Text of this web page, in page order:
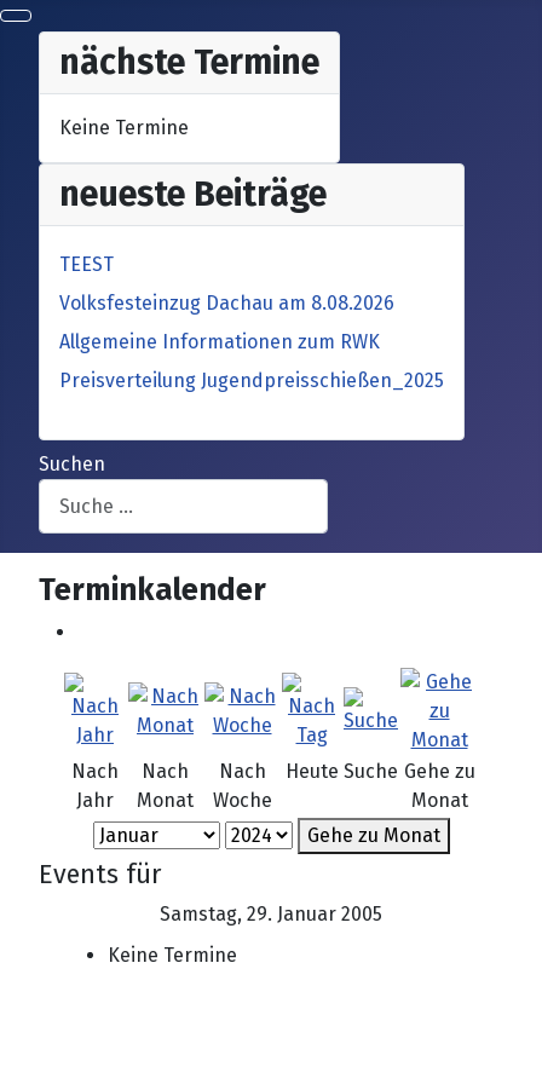
nächste Termine
Keine Termine
neueste Beiträge
TEEST
Volksfesteinzug Dachau am 8.08.2026
Allgemeine Informationen zum RWK
Preisverteilung Jugendpreisschießen_2025
Suchen
Terminkalender
Nach
Jahr
Nach
Monat
Nach
Woche
Heute Suche Gehe zu
Monat
Gehe zu Monat
Events für
Samstag, 29. Januar 2005
Keine Termine